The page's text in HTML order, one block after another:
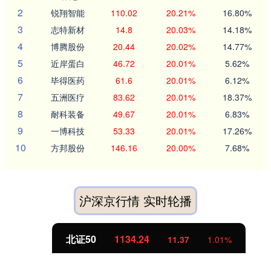
2 锐翔智能 110.02 20.21% 16.80%
3 志特新材 14.8 20.03% 14.18%
4 博腾股份 20.44 20.02% 14.77%
5 近岸蛋白 46.72 20.01% 5.62%
6 毕得医药 61.6 20.01% 6.12%
7 五洲医疗 83.62 20.01% 18.37%
8 耐科装备 49.67 20.01% 6.83%
9 一博科技 53.33 20.01% 17.26%
10 方邦股份 146.16 20.00% 7.68%
沪深京行情 实时轮播
北证50 1134.24 11.37 1.01%